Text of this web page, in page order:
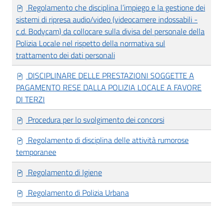
Regolamento che disciplina l’impiego e la gestione dei
sistemi di ripresa audio/video (videocamere indossabili -
c.d. Bodycam) da collocare sulla divisa del personale della
Polizia Locale nel rispetto della normativa sul
trattamento dei dati personali
DISCIPLINARE DELLE PRESTAZIONI SOGGETTE A
PAGAMENTO RESE DALLA POLIZIA LOCALE A FAVORE
DI TERZI
Procedura per lo svolgimento dei concorsi
Regolamento di disciplina delle attività rumorose
temporanee
Regolamento di Igiene
Regolamento di Polizia Urbana